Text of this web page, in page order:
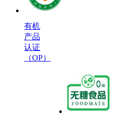
有机
产品
认证
（OP）